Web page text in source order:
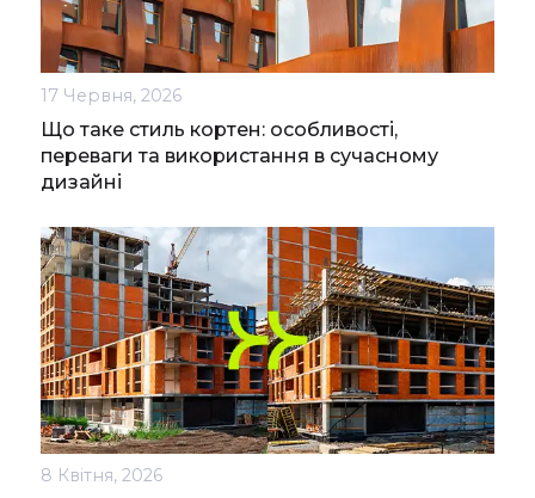
17 Червня, 2026
Що таке стиль кортен: особливості,
переваги та використання в сучасному
дизайні
8 Квітня, 2026